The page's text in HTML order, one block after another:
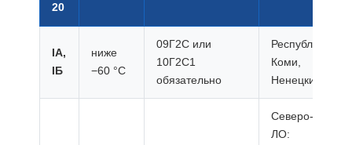
20
IА,
IБ
ниже
−60 °C
09Г2С или
10Г2С1
обязательно
Республика
Коми,
Ненецкий АО
Северо-восток
ЛО: